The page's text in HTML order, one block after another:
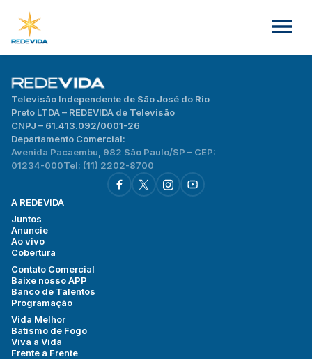
Televisão Independente de São José do Rio
Preto LTDA – REDEVIDA de Televisão
CNPJ – 61.413.092/0001-26
Departamento Comercial:
Avenida Pacaembu, 982 São Paulo/SP – CEP:
01234-000Tel: (11) 2202-8700
A REDEVIDA
Juntos
Anuncie
Ao vivo
Cobertura
Contato Comercial
Baixe nosso APP
Banco de Talentos
Programação
Vida Melhor
Batismo de Fogo
Viva a Vida
Frente a Frente